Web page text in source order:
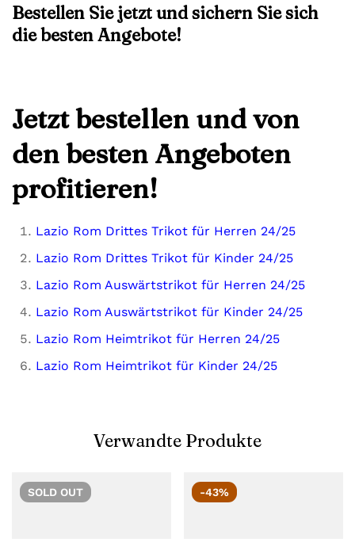
Bestellen Sie jetzt und sichern Sie sich
die besten Angebote!
Jetzt bestellen und von
den besten Angeboten
profitieren!
Lazio Rom Drittes Trikot für Herren 24/25
Lazio Rom Drittes Trikot für Kinder 24/25
Lazio Rom Auswärtstrikot für Herren 24/25
Lazio Rom Auswärtstrikot für Kinder 24/25
Lazio Rom Heimtrikot für Herren 24/25
Lazio Rom Heimtrikot für Kinder 24/25
Verwandte Produkte
SOLD OUT -43%